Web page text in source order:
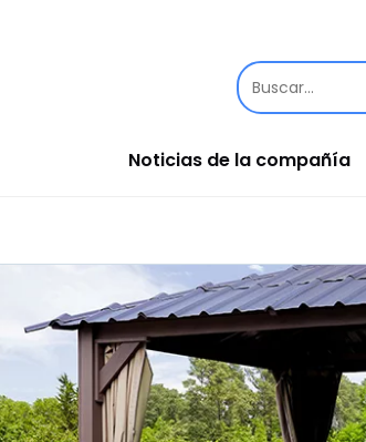
Noticias de la compañía